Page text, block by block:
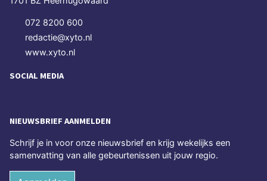
072 8200 600
redactie@xyto.nl
www.xyto.nl
SOCIAL MEDIA
NIEUWSBRIEF AANMELDEN
Schrijf je in voor onze nieuwsbrief en krijg wekelijks een
samenvatting van alle gebeurtenissen uit jouw regio.